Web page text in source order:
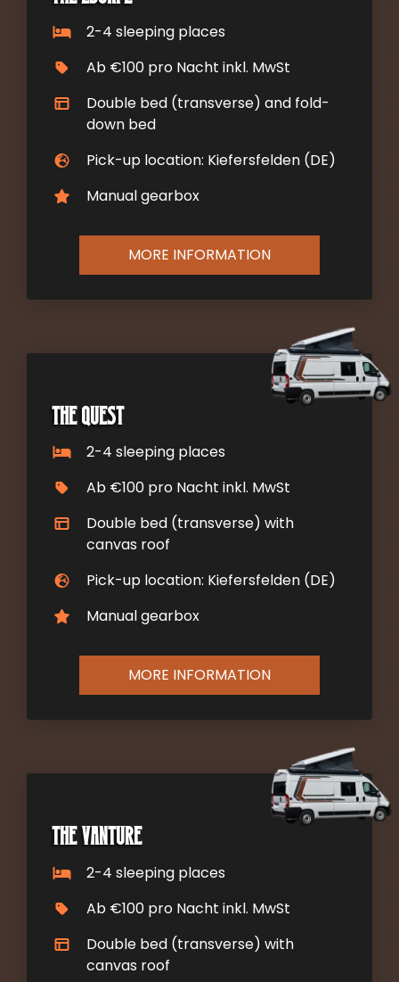
2-4 sleeping places
Ab €100 pro Nacht inkl. MwSt
Double bed (transverse) and fold-
down bed
Pick-up location: Kiefersfelden (DE)
Manual gearbox
MORE INFORMATION
The Quest
2-4 sleeping places
Ab €100 pro Nacht inkl. MwSt
Double bed (transverse) with
canvas roof
Pick-up location: Kiefersfelden (DE)
Manual gearbox
MORE INFORMATION
The Vanture
2-4 sleeping places
Ab €100 pro Nacht inkl. MwSt
Double bed (transverse) with
canvas roof